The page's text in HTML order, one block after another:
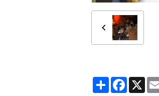
PartagerFacebook
X